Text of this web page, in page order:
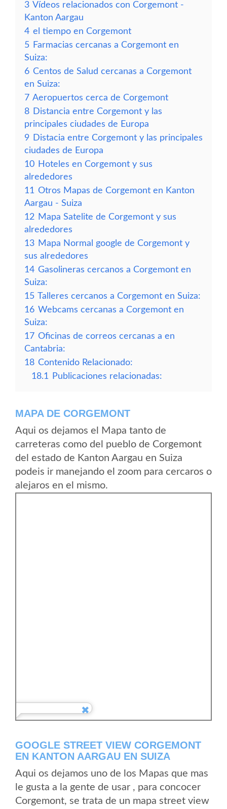
3 Vídeos relacionados con Corgemont -
Kanton Aargau
4 el tiempo en Corgemont
5 Farmacias cercanas a Corgemont en
Suiza:
6 Centos de Salud cercanas a Corgemont
en Suiza:
7 Aeropuertos cerca de Corgemont
8 Distancia entre Corgemont y las
principales ciudades de Europa
9 Distacia entre Corgemont y las principales
ciudades de Europa
10 Hoteles en Corgemont y sus
alrededores
11 Otros Mapas de Corgemont en Kanton
Aargau - Suiza
12 Mapa Satelite de Corgemont y sus
alrededores
13 Mapa Normal google de Corgemont y
sus alrededores
14 Gasolineras cercanos a Corgemont en
Suiza:
15 Talleres cercanos a Corgemont en Suiza:
16 Webcams cercanas a Corgemont en
Suiza:
17 Oficinas de correos cercanas a en
Cantabria:
18 Contenido Relacionado:
18.1
Publicaciones relacionadas:
MAPA DE CORGEMONT
Aqui os dejamos el Mapa tanto de
carreteras como del pueblo de Corgemont
del estado de Kanton Aargau en Suiza
podeis ir manejando el zoom para cercaros o
alejaros en el mismo.
GOOGLE STREET VIEW CORGEMONT
EN KANTON AARGAU EN SUIZA
Aqui os dejamos uno de los Mapas que mas
le gusta a la gente de usar , para concocer
Corgemont, se trata de un mapa street view